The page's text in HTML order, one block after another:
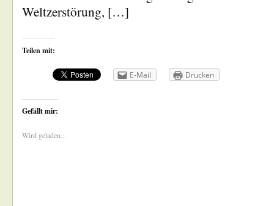
Weltzerstörung, […]
Teilen mit:
E-Mail Drucken
Gefällt mir:
Wird geladen...